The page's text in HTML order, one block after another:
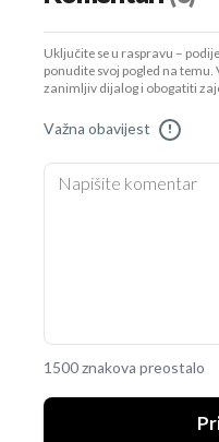
Uključite se u raspravu –
ponudite svoj pogled na
zanimljiv dijalog i obogatiti
Važna obavijest !
1500 znakova preostalo